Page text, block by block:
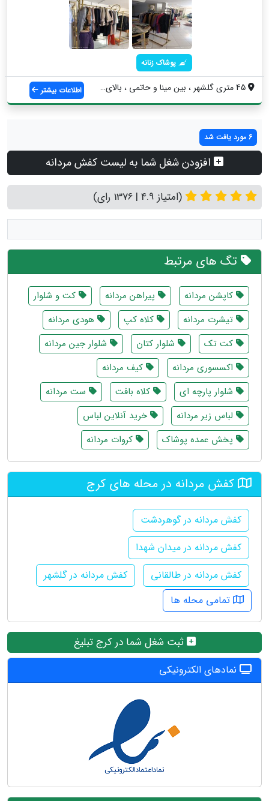
پوشاک زنانه
اطلاعات بیشتر
6 مورد یافت شد
افزودن شغل شما به لیست کفش مردانه
(امتیاز 4.9 | 1376 رای)
تگ های مرتبط
کاپشن مردانه پیراهن مردانه
کت و شلوار
تیشرت مردانه
کلاه کپ
هودی مردانه
کت تک
شلوار کتان
شلوار جین مردانه
اکسسوری مردانه
کیف مردانه
شلوار پارچه ای
کلاه بافت
ست مردانه
لباس زیر مردانه
خرید آنلاین لباس
پخش عمده پوشاک
کروات مردانه
کفش مردانه در محله های کرج
کفش مردانه در گوهردشت
کفش مردانه در میدان شهدا
کفش مردانه در طالقانی
کفش مردانه در گلشهر
تمامی محله ها
ثبت شغل شما در کرج تبلیغ
نمادهای الکترونیکی